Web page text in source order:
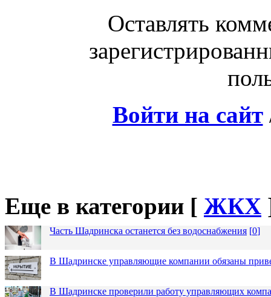
Оставлять
Войти на сайт
Еще в категории [ ЖКХ
Часть Шадринска останется без водоснабжения [0]
В Шадринске управляющие компании обязаны
В Шадринске проверили работу управляющих